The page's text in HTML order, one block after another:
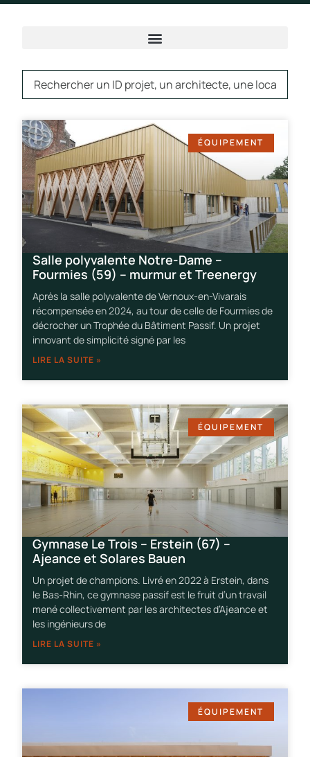
ÉQUIPEMENT
Salle polyvalente Notre-Dame –
Fourmies (59) – murmur et Treenergy
Après la salle polyvalente de Vernoux-en-Vivarais
récompensée en 2024, au tour de celle de Fourmies de
décrocher un Trophée du Bâtiment Passif. Un projet
innovant de simplicité signé par les
LIRE LA SUITE »
ÉQUIPEMENT
Gymnase Le Trois – Erstein (67) –
Ajeance et Solares Bauen
Un projet de champions. Livré en 2022 à Erstein, dans
le Bas-Rhin, ce gymnase passif est le fruit d’un travail
mené collectivement par les architectes d’Ajeance et
les ingénieurs de
LIRE LA SUITE »
ÉQUIPEMENT